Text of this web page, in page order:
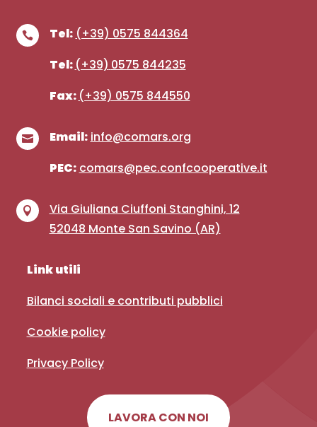
 Tel: (+39) 0575 844364
Tel: (+39) 0575 844235
Fax: (+39) 0575 844550
 Email: info@comars.org
PEC: comars@pec.confcooperative.it

Via Giuliana Ciuffoni Stanghini, 12
52048 Monte San Savino (AR)
Link utili
Bilanci sociali e contributi pubblici
Cookie policy
Privacy Policy
LAVORA CON NOI